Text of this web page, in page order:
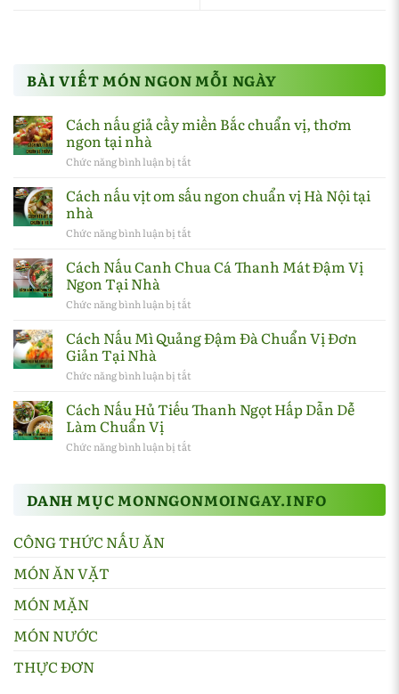
BÀI VIẾT MÓN NGON MỖI NGÀY
Cách nấu giả cầy miền Bắc chuẩn vị, thơm
ngon tại nhà
Chức năng bình luận bị tắt
giả
vị,
Cách nấu vịt om sấu ngon chuẩn vị Hà Nội tại
nhà
Chức năng bình luận bị tắt
vịt
vị
Cách Nấu Canh Chua Cá Thanh Mát Đậm Vị
Ngon Tại Nhà
Chức năng bình luận bị tắt
Nấu
Canh
Đậm
Cách Nấu Mì Quảng Đậm Đà Chuẩn Vị Đơn
Giản Tại Nhà
Chức năng bình luận bị tắt
Nấu
Mì
Vị
Đơn
Giản
Cách Nấu Hủ Tiếu Thanh Ngọt Hấp Dẫn Dễ
Làm Chuẩn Vị
Chức năng bình luận bị tắt
Hủ
Tiếu
Thanh
DANH MỤC MONNGONMOINGAY.INFO
CÔNG THỨC NẤU ĂN
MÓN ĂN VẶT
MÓN MẶN
MÓN NƯỚC
THỰC ĐƠN